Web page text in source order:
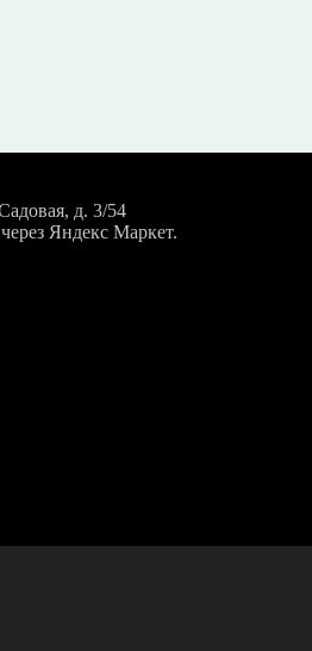
д. 3/54
Яндекс Маркет.